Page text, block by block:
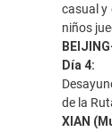
casual y
niños
Día 4:
de la
XIAN